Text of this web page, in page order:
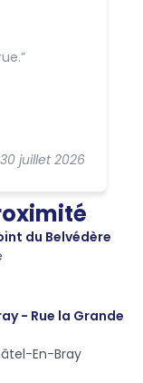
30 juillet 2026
du Belvédère
- Rue la Grande
En-Bray